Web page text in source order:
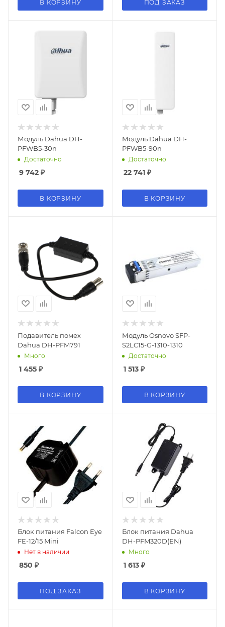
В КОРЗИНУ ПОД ЗАКАЗ
Модуль Dahua DH-
PFWB5-30n
Достаточно
9 742 ₽
В КОРЗИНУ
Модуль Dahua DH-
PFWB5-90n
Достаточно
22 741₽
В КОРЗИНУ
Подавитель помех
Dahua DH-PFM791
Много
1 455 ₽
В КОРЗИНУ
Модуль Osnovo SFP-
S2LC15-G-1310-1310
Достаточно
1 513₽
В КОРЗИНУ
Блок питания Falcon Eye
FE-12/15 Mini
Нет в наличии
850 ₽
ПОД ЗАКАЗ
Блок питания Dahua
DH-PFM320D(EN)
Много
1 613₽
В КОРЗИНУ